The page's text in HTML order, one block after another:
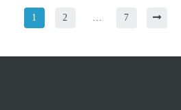
1 2 … 7